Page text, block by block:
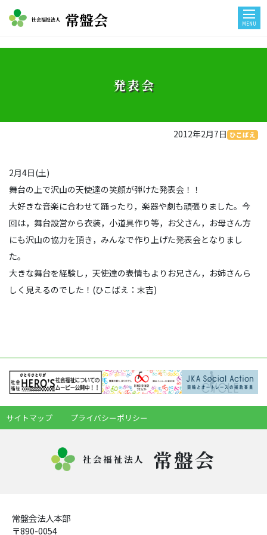
社会福祉法人 常盤会 MENU
発表会
2012年2月7日 ひこばえ
2月4日(土)
舞台の上で沢山の天使達の笑顔が弾けた発表会！！
大好きな音楽に合わせて踊ったり，楽器や劇も頑張りました。今
回は，舞台設営から衣装，小道具作り等，お父さん，お母さん方
にも沢山の協力を頂き，みんなで作り上げた発表会となりまし
た。
大きな舞台を経験し，天使達の表情もよりお兄さん，お姉さんら
しく見えるのでした！(ひこばえ：末吉)
サイトマップ プライバシーポリシー
社会福祉法人 常盤会
常盤会法人本部
〒890-0054